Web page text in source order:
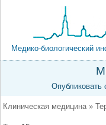
Медико-биологический
Опубликовать
Клиническая медицина »